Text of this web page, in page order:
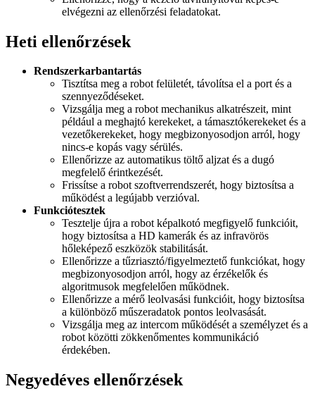
elvégezni az ellenőrzési feladatokat.
Heti ellenőrzések
Rendszerkarbantartás
Tisztítsa meg a robot felületét, távolítsa el a port és a
szennyeződéseket.
Vizsgálja meg a robot mechanikus alkatrészeit, mint
például a meghajtó kerekeket, a támasztókerekeket és a
vezetőkerekeket, hogy megbizonyosodjon arról, hogy
nincs-e kopás vagy sérülés.
Ellenőrizze az automatikus töltő aljzat és a dugó
megfelelő érintkezését.
Frissítse a robot szoftverrendszerét, hogy biztosítsa a
működést a legújabb verzióval.
Funkciótesztek
Tesztelje újra a robot képalkotó megfigyelő funkcióit,
hogy biztosítsa a HD kamerák és az infravörös
hőleképező eszközök stabilitását.
Ellenőrizze a tűzriasztó/figyelmeztető funkciókat, hogy
megbizonyosodjon arról, hogy az érzékelők és
algoritmusok megfelelően működnek.
Ellenőrizze a mérő leolvasási funkcióit, hogy biztosítsa
a különböző műszeradatok pontos leolvasását.
Vizsgálja meg az intercom működését a személyzet és a
robot közötti zökkenőmentes kommunikáció
érdekében.
Negyedéves ellenőrzések